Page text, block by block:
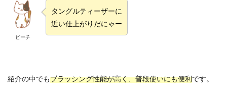
ピーチ
タングルティーザーに
近い仕上がりだにゃー
紹介の中でもブラッシング性能が高く、普段使いにも便利です。